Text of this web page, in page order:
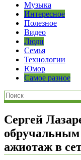
Музыка
Интересное
Полезное
Видео
Люди
Семья
Технологии
Юмор
Самое разное
Сергей
ажиотаж в